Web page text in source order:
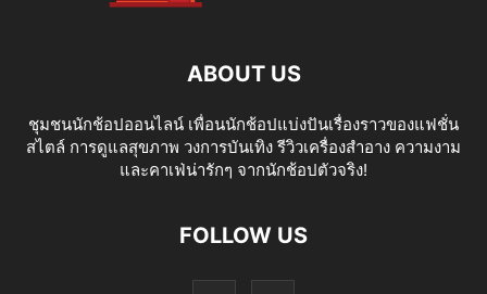
ABOUT US
ชุมชนนักช้อปออนไลน์ เพื่อนนักช้อปแบ่งปันเรื่องราวของแฟชั่น
สไตล์ การดูแลสุขภาพ วงการบันเทิง รีวิวเครื่องสำอาง ความงาม
และคาเฟ่น่ารักๆ จากนักช้อปตัวจริง!
FOLLOW US